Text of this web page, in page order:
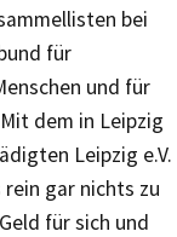
bei
für
und für
dem in Leipzig
Leipzig e.V.
rein gar nichts zu
für sich und